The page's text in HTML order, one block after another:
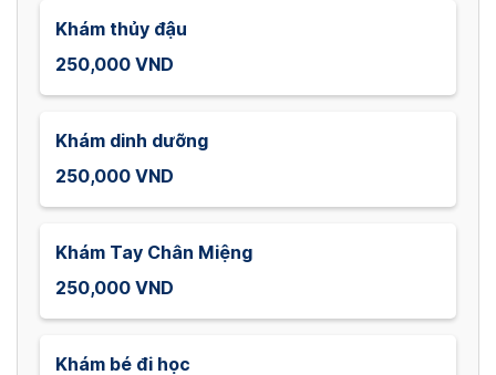
Khám thủy đậu
250,000 VND
Khám dinh dưỡng
250,000 VND
Khám Tay Chân Miệng
250,000 VND
Khám bé đi học